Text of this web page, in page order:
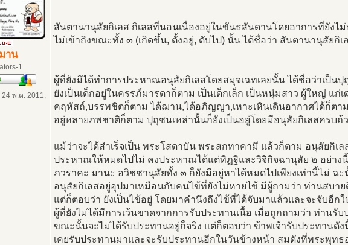
าน
1
24 พ.ค. 2011,
สันตานานุสัยกิเลส กิเลสที่นอนเนื่องอยู่ในขันธสันดานโดยอาการที่ยังไ
ไม่เข้าถึงขณะทั้ง ๓ (เกิดขึ้น, ตั้งอยู่, ดับไป) นั้น ได้ชื่อว่า สันตานานุสัยกิเ
ผู้ที่ยังมิได้ทำการประหาณอนุสัยกิเลสโดยสมุจเฉทเลยนั้น ได้ชื่อว่าเป็น
ยังเป็นเด็กอยู่ในครรภ์มารดาก็ตาม เป็นเด็กเล็ก เป็นหนุ่มสาว ผู้ใหญ่ แก่
คฤหัสถ์,บรรพชิตก็ตาม ได้ฌาน,ได้อภิญญา,เหาะเหินเดินอากาศได้ก็ตา
อยู่หลายภพชาติก็ตาม ปุถุชนเหล่านั้นก็ยังเป็นอยู่โดยมีอนุสัยกิเลสครบถ้
แม้ว่าจะได้สำเร็จเป็น พระโสดาบัน พระสกทาคามี แล้วก็ตาม อนุสัยกิเล
ประหาณให้หมดไปไม่ คงประหาณได้แต่ทิฏฐิและวิจิกิจฉานุสัย ๒ อย่าง
ภวราคะ มานะ อวิชชานุสัยทั้ง ๓ ก็ยังมีอยู่หาได้หมดไปเพียงเท่านี้ไม่ ฉ
อนุสัยกิเลสอยู่อุปมาเหมือนกับคนไข้ที่ยังไม่หายไข้ มีผู้ถามว่า ท่านสบา
แต่ก็ตอบว่า ยังเป็นไข้อยู่ โดยมาคำนึงถึงไข้ที่ได้จับมาแล้วและจะจับอี
ผู้ที่ยังไม่ได้มีการเว้นขาดจากการรับประทานเนื้อ เมื่อถูกถามว่า ท่านรับ
ขณะนั้นจะไม่ได้รับประทานอยู่ก็จริง แต่ก็ตอบว่า ข้าพเจ้ารับประทานดัง
เคยรับประทานมาและจะรับประทานอีกในวันข้างหน้า สมดังที่พระพุท